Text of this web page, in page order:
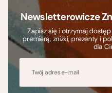
Newsletterowicze
Zapisz się i otrzymaj
premierą, zniżki, prezenty i
dla